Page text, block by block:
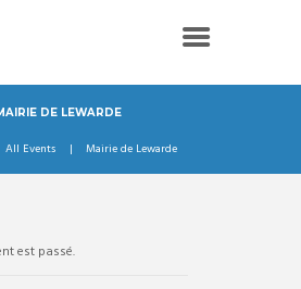
DE LEWARDE
All Events Mairie de Lewarde
est passé.